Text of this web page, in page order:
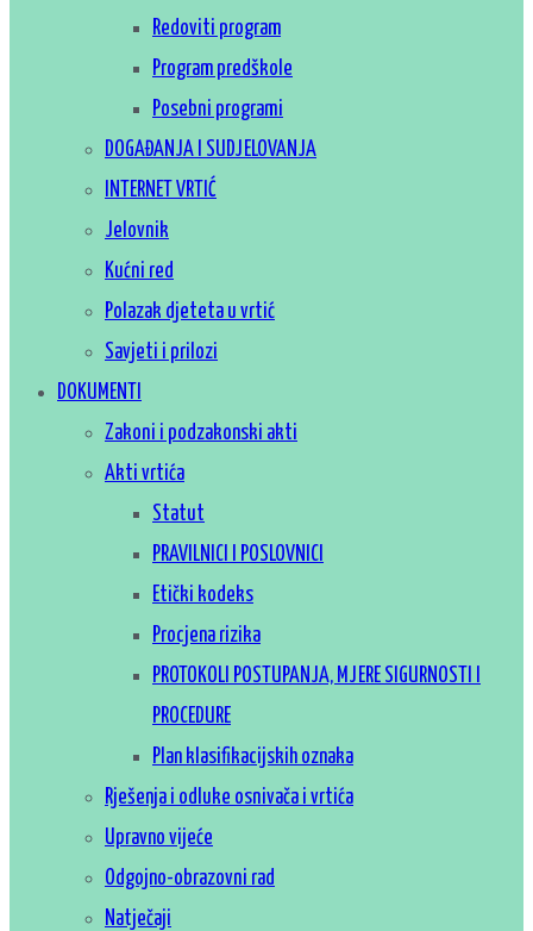
Redoviti program
Program predškole
Posebni programi
DOGAĐANJA I SUDJELOVANJA
INTERNET VRTIĆ
Jelovnik
Kućni red
Polazak djeteta u vrtić
Savjeti i prilozi
DOKUMENTI
Zakoni i podzakonski akti
Akti vrtića
Statut
PRAVILNICI I POSLOVNICI
Etički kodeks
Procjena rizika
PROTOKOLI POSTUPANJA, MJERE SIGURNOSTI I
PROCEDURE
Plan klasifikacijskih oznaka
Rješenja i odluke osnivača i vrtića
Upravno vijeće
Odgojno-obrazovni rad
Natječaji